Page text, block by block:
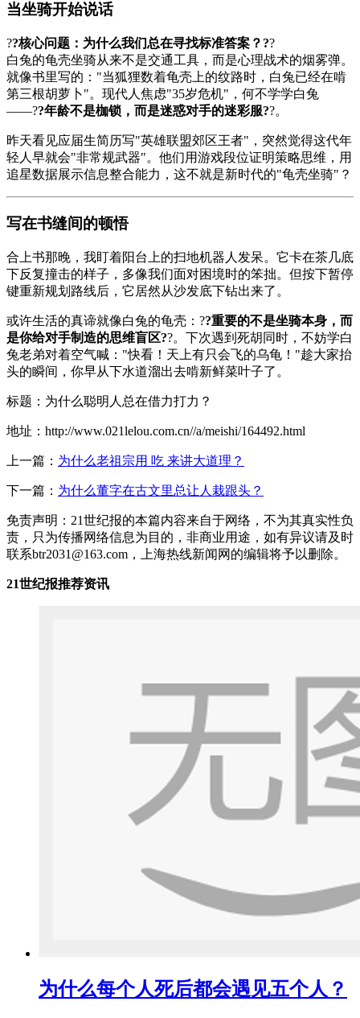
当坐骑开始说话
??核心问题：为什么我们总在寻找标准答案？??
白兔的龟壳坐骑从来不是交通工具，而是心理战术的烟雾弹。
就像书里写的："当狐狸数着龟壳上的纹路时，白兔已经在啃
第三根胡萝卜"。现代人焦虑"35岁危机"，何不学学白兔
——??年龄不是枷锁，而是迷惑对手的迷彩服??。
昨天看见应届生简历写"英雄联盟郊区王者"，突然觉得这代年
轻人早就会"非常规武器"。他们用游戏段位证明策略思维，用
追星数据展示信息整合能力，这不就是新时代的"龟壳坐骑"？
写在书缝间的顿悟
合上书那晚，我盯着阳台上的扫地机器人发呆。它卡在茶几底
下反复撞击的样子，多像我们面对困境时的笨拙。但按下暂停
键重新规划路线后，它居然从沙发底下钻出来了。
或许生活的真谛就像白兔的龟壳：??重要的不是坐骑本身，而
是你给对手制造的思维盲区??。下次遇到死胡同时，不妨学白
兔老弟对着空气喊："快看！天上有只会飞的乌龟！"趁大家抬
头的瞬间，你早从下水道溜出去啃新鲜菜叶子了。
标题：为什么聪明人总在借力打力？
地址：http://www.021lelou.com.cn//a/meishi/164492.html
上一篇： 为什么老祖宗用 吃 来讲大道理？
下一篇： 为什么董字在古文里总让人栽跟头？
免责声明：21世纪报的本篇内容来自于网络，不为其真实性负
责，只为传播网络信息为目的，非商业用途，如有异议请及时
联系btr2031@163.com，上海热线新闻网的编辑将予以删除。
21世纪报推荐资讯
为什么每个人死后都会遇见五个人？